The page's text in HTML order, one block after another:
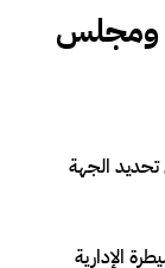
ومجلس
تحديد الجهة
الإدارية